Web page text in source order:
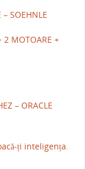
SOEHNLE
2 MOTOARE +
– ORACLE
ți inteligența.